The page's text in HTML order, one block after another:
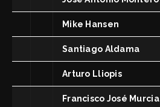
Mike Hansen
Santiago Aldama
Arturo Lliopis
Francisco José Murcia